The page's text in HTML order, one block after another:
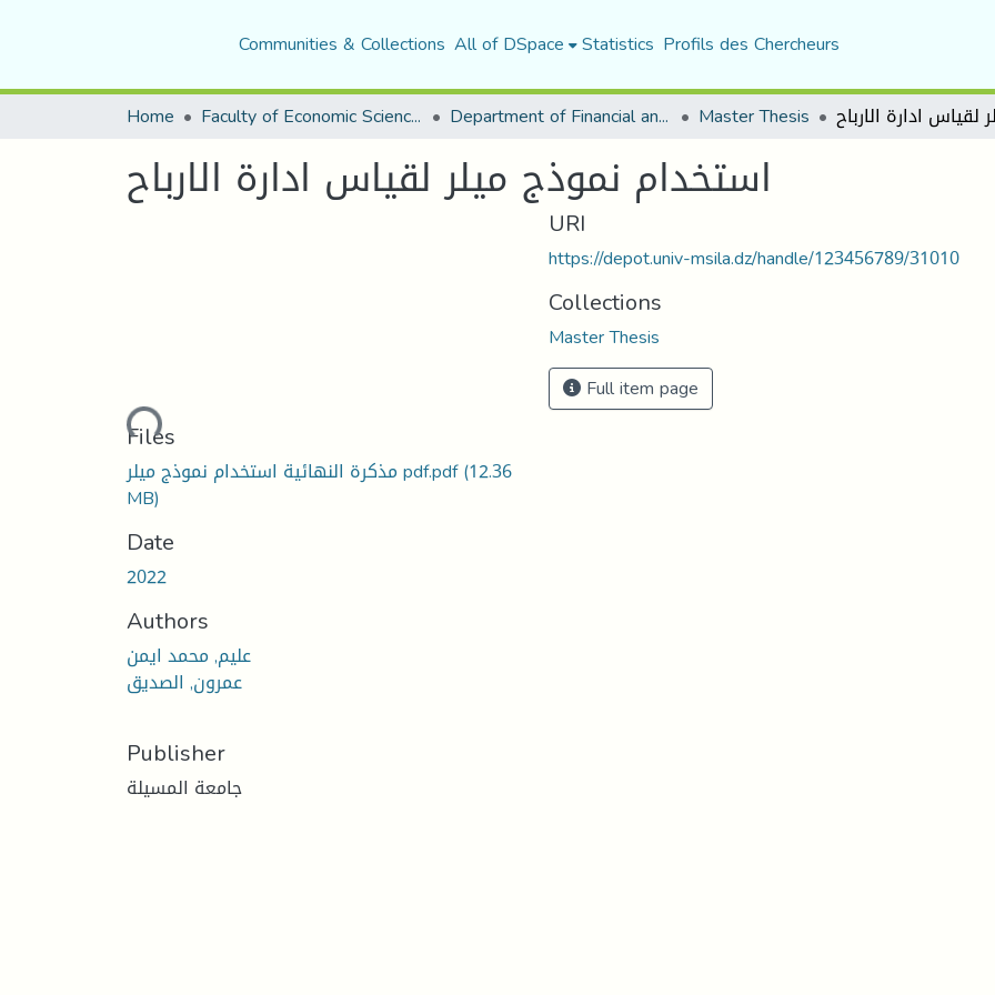
Communities & Collections All of DSpace Statistics Profils des Chercheurs
Home Faculty of Economic Sciences, Commerce and Management Sciences Department of Financial and Accounting Sciences Master Thesis
استخدام نموذج ميلر لقياس ادارة الارباح
Loading...
Files
مذكرة النهائية استخدام نموذج ميلر pdf.pdf(12.36
MB)
Date
2022
Authors
عليم, محمد ايمن
عمرون, الصديق
Publisher
جامعة المسيلة
URI
https://depot.univ-msila.dz/handle/123456789/31010
Collections
Master Thesis
Full item page